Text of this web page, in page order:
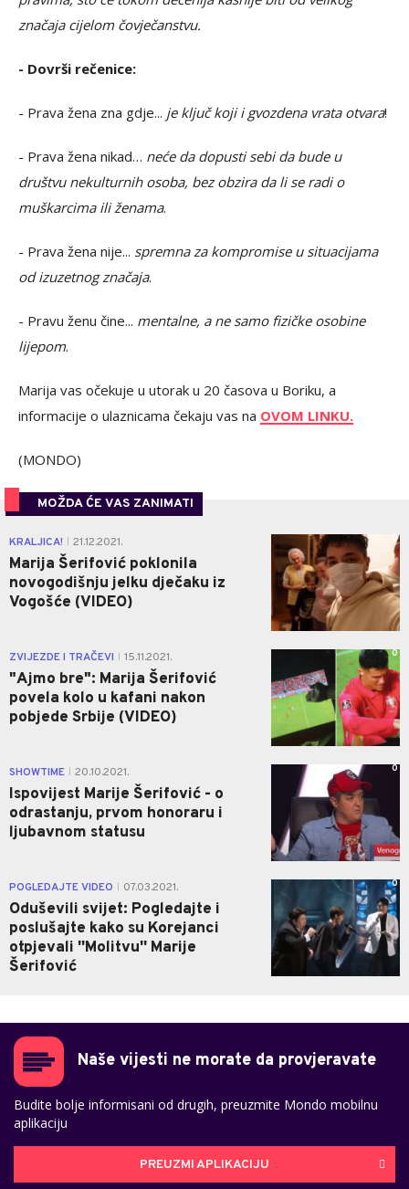
značaja cijelom čovječanstvu.
- Dovrši rečenice:
- Prava žena zna gdje... je ključ koji i gvozdena vrata otvara!
- Prava žena nikad… neće da dopusti sebi da bude u
društvu nekulturnih osoba, bez obzira da li se radi o
muškarcima ili ženama.
- Prava žena nije... spremna za kompromise u situacijama
od izuzetnog značaja.
- Pravu ženu čine... mentalne, a ne samo fizičke osobine
lijepom.
Marija vas očekuje u utorak u 20 časova u Boriku, a
informacije o ulaznicama čekaju vas na OVOM LINKU.
(MONDO)
MOŽDA ĆE VAS ZANIMATI
KRALJICA! 21.12.2021.
Marija Šerifović poklonila
novogodišnju jelku dječaku iz
Vogošće (VIDEO)
0
ZVIJEZDE I TRAČEVI 15.11.2021.
"Ajmo bre": Marija Šerifović
povela kolo u kafani nakon
pobjede Srbije (VIDEO)
0
SHOWTIME 20.10.2021.
Ispovijest Marije Šerifović - o
odrastanju, prvom honoraru i
ljubavnom statusu
0
POGLEDAJTE VIDEO 07.03.2021.
Oduševili svijet: Pogledajte i
poslušajte kako su Korejanci
otpjevali ''Molitvu'' Marije
Šerifović
0
Naše vijesti ne morate da provjeravate
Budite bolje informisani od drugih, preuzmite Mondo mobilnu
aplikaciju
PREUZMI APLIKACIJU